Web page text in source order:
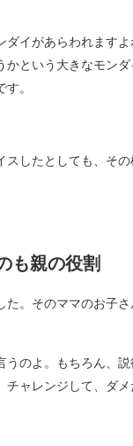
ダイがあらわれます
という大きなモン
。
したとしても、そ
も親の役割
。そのママのお子
うのよ。もちろん、
ャレンジして、ダメ